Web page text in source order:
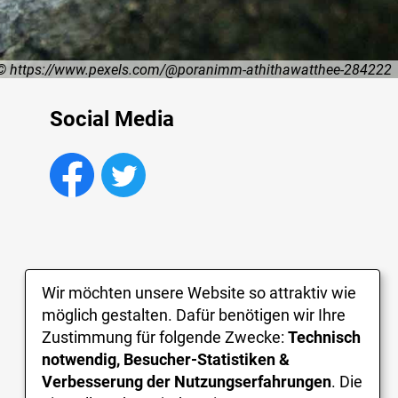
https://www.pexels.com/@poranimm-athithawatthee-284222
© pixabay.com
Social Media
Wir möchten unsere Website so attraktiv wie
möglich gestalten. Dafür benötigen wir Ihre
Zustimmung für folgende Zwecke: Technisch
notwendig, Besucher-Statistiken &
Verbesserung der Nutzungserfahrungen. Die